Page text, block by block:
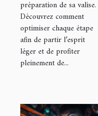
préparation de sa valise.
Découvrez comment
optimiser chaque étape
afin de partir l’esprit
léger et de profiter
pleinement de...